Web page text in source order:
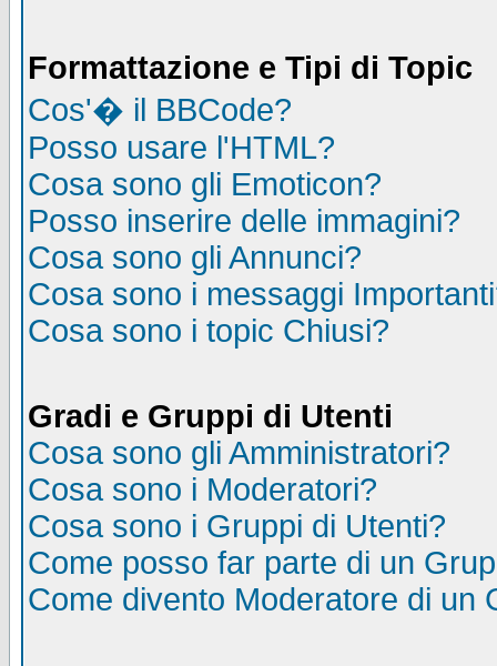
Formattazione e Tipi di Topic
Cos'� il BBCode?
Posso usare l'HTML?
Cosa sono gli Emoticon?
Posso inserire delle immagini?
Cosa sono gli Annunci?
Cosa sono i messaggi
Cosa sono i topic Chiusi?
Gradi e Gruppi di Utenti
Cosa sono gli Amministratori?
Cosa sono i Moderatori?
Cosa sono i Gruppi di Utenti?
Come posso far parte di un
Come divento Moderatore di un